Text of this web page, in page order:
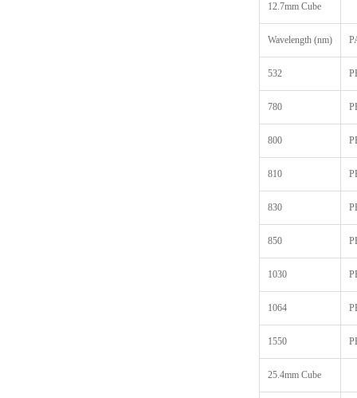
12.7mm Cube
Wavelength (nm)
532
780
800
810
830
850
1030
1064
1550
25.4mm Cube